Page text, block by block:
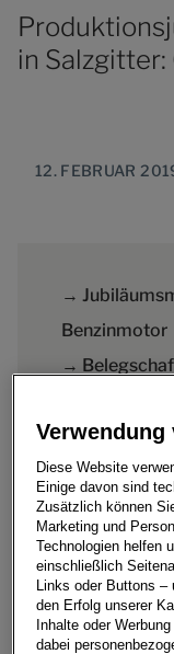
in
12. FEBRUAR
→
Benzinmotor
→
Komplexität
→
Werkes in
Fertigung
Verwendung
Diese Website
Einige davon sind
Zusätzlich können
Marketing und
Technologien helfen
einschließlich
Links oder Buttons
den Erfolg unserer
Inhalte oder
dabei